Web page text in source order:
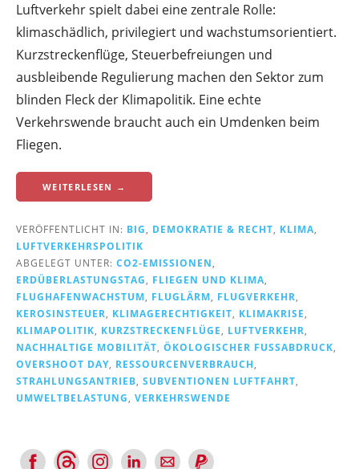
Luftverkehr spielt dabei eine zentrale Rolle:
klimaschädlich, privilegiert und wachstumsorientiert.
Kurzstreckenflüge, Steuerbefreiungen und
ausbleibende Regulierung machen den Sektor zum
blinden Fleck der Klimapolitik. Eine echte
Verkehrswende braucht auch ein Umdenken beim
Fliegen.
WEITERLESEN →
VERÖFFENTLICHT IN: BIG DEMOKRATIE & RECHT KLIMA
LUFTVERKEHRSPOLITIK
ABGELEGT UNTER: CO2-EMISSIONEN
ERDÜBERLASTUNGSTAG
FLIEGEN UND KLIMA
FLUGHAFENWACHSTUM
FLUGLÄRM FLUGVERKEHR
KEROSINSTEUER
KLIMAGERECHTIGKEIT KLIMAKRISE
KLIMAPOLITIK
KURZSTRECKENFLÜGE LUFTVERKEHR
NACHHALTIGE MOBILITÄT ÖKOLOGISCHER FUSSABDRUCK
OVERSHOOT DAY RESSOURCENVERBRAUCH
STRAHLUNGSANTRIEB SUBVENTIONEN LUFTFAHRT
UMWELTBELASTUNG
VERKEHRSWENDE